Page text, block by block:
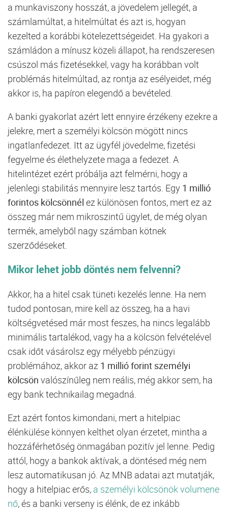
a munkaviszony hosszát, a jövedelem jellegét, a
számlamúltat, a hitelmúltat és azt is, hogyan
kezelted a korábbi kötelezettségeidet. Ha gyakori a
számládon a mínusz közeli állapot, ha rendszeresen
csúszol más fizetésekkel,vagy ha korábban volt
problémás hitelmúltad, az rontja azesélyeidet, még
akkor is, ha papíron elegendő a bevételed.
A banki gyakorlat azért lett ennyireérzékenyezekre a
jelekre, mert a személyi kölcsön mögött nincs
ingatlanfedezet. Itt az ügyfél jövedelme,fizetési
fegyelmeés élethelyzete maga a fedezet. A
hitelintézet ezért próbálja azt felmérni, hogy a
jelenlegi stabilitás mennyire lesztartós. Egy 1 millió
forintos kölcsönnél ez különösen fontos, mert ez az
összeg már nem mikroszintű ügylet, de még olyan
termék, amelyből nagy számban kötnek
szerződéseket.
Mikor lehet jobbdöntés nemfelvenni?
Akkor, ha a hitel csaktüneti kezelés lenne. Ha nem
tudod pontosan, mire kell azösszeg, ha a havi
költségvetésed már most feszes, ha nincs legalább
minimális tartalékod,vagy ha a kölcsön felvételével
csak időt vásárolszegy mélyebb pénzügyi
problémához, akkor az 1 millióforint személyi
kölcsön valószínűleg nem reális, még akkor sem, ha
egy banktechnikailag megadná.
Ezt azért fontos kimondani, mert a hitelpiac
élénkülése könnyen kelthet olyan érzetet, mintha a
hozzáférhetőség önmagában pozitív jel lenne. Pedig
attól, hogy a bankok aktívak, a döntésed még nem
lesz automatikusan jó. Az MNB adatai azt mutatják,
hogy a hitelpiacerős, a személyi kölcsönökvolumene
nő,és a banki verseny is élénk, deez inkább